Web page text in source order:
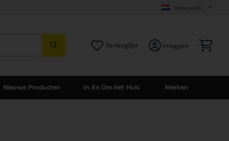
Nederlands
Verlanglijst Inloggen
Nieuwe Producten In En Om Het Huis Merken